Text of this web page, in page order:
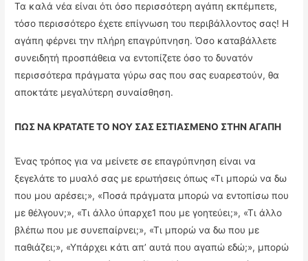
Τα καλά νέα είναι ότι όσο περισσότερη αγάπη εκπέμπετε,
τόσο περισσότερο έχετε επίγνωση του περιβάλλοντος σας! Η
αγάπη φέρνει την πλήρη επαγρύπνηση. Όσο καταβάλλετε
συνειδητή προσπάθεια να εντοπίζετε όσο το δυνατόν
περισσότερα πράγματα γύρω σας που σας ευαρεστούν, θα
αποκτάτε μεγαλύτερη συναίσθηση.
ΠΩΣ ΝΑ ΚΡΑΤΑΤΕ ΤΟ ΝΟΥ ΣΑΣ ΕΣΤΙΑΣΜΕΝΟ ΣΤΗΝ ΑΓΑΠΗ
Ένας τρόπος για να μείνετε σε επαγρύπνηση είναι να
ξεγελάτε το μυαλό σας με ερωτήσεις όπως «Τι μπορώ να δω
που μου αρέσει;», «Ποσά πράγματα μπορώ να εντοπίσω που
με θέλγουν;», «Τι άλλο ύπαρχε1 που με γοητεύει;», «Τι άλλο
βλέπω που με συνεπαίρνει;», «Τι μπορώ να δω που με
παθιάζει;», «Υπάρχει κάτι απ’ αυτά που αγαπώ εδώ;», μπορώ